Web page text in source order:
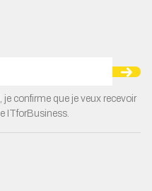
confirme que je veux recevoir
ITforBusiness.